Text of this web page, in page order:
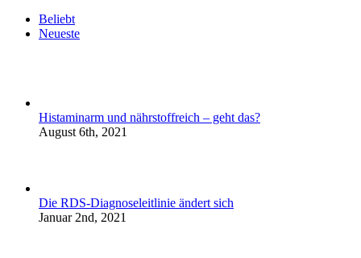
Beliebt
Neueste
Histaminarm und nährstoffreich – geht das?
August 6th, 2021
Die RDS-Diagnoseleitlinie ändert sich
Januar 2nd, 2021